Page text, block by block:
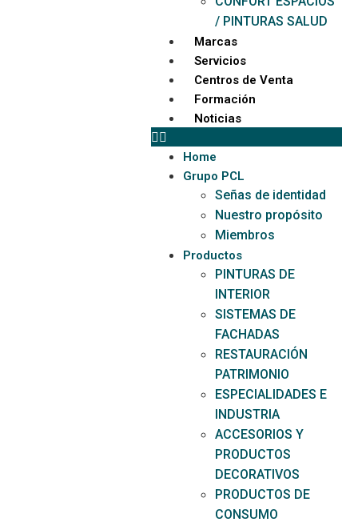
/ PINTURAS SALUD
Marcas
Servicios
Centros de Venta
Formación
Noticias
Home
Grupo PCL
Señas de identidad
Nuestro propósito
Miembros
Productos
PINTURAS DE
INTERIOR
SISTEMAS DE
FACHADAS
RESTAURACIÓN
PATRIMONIO
ESPECIALIDADES E
INDUSTRIA
ACCESORIOS Y
PRODUCTOS
DECORATIVOS
PRODUCTOS DE
CONSUMO